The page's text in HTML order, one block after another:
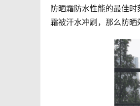
防晒霜防水性能的最佳
霜被汗水冲刷，那么防晒